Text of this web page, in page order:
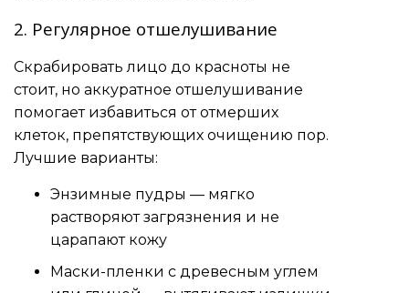
2. Регулярное отшелушивание
Скрабировать лицо до красноты не
стоит, но аккуратное отшелушивание
помогает избавиться от отмерших
клеток, препятствующих очищению пор.
Лучшие варианты:
Энзимные пудры — мягко
растворяют загрязнения и не
царапают кожу
Маски-пленки с древесным углем